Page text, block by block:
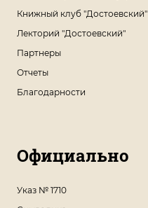
Книжный клуб "Достоевский"
Лекторий "Достоевский"
Партнеры
Отчеты
Благодарности
Официально
Указ № 1710